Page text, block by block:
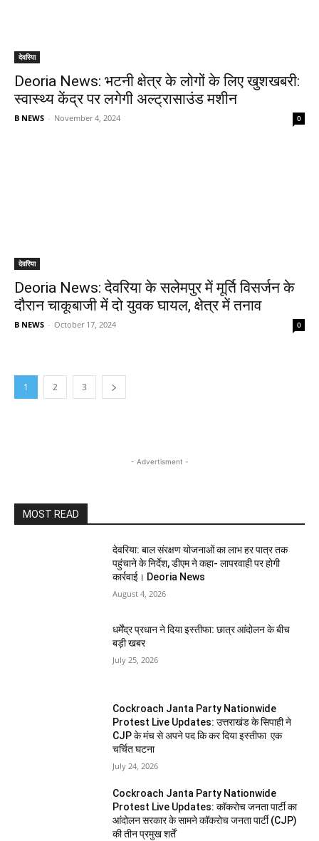
देवरिया
Deoria News: भटनी क्षेत्र के लोगों के लिए खुशखबरी:
स्वास्थ्य केंद्र पर लगेगी अल्ट्रासाउंड मशीन
B NEWS - November 4, 2024 0
देवरिया
Deoria News: देवरिया के सलेमपुर में मूर्ति विसर्जन के
दौरान चाकूबाजी में दो युवक घायल, क्षेत्र में तनाव
B NEWS - October 17, 2024 0
1 2 3
- Advertisment -
MOST READ
देवरिया: बाल संरक्षण योजनाओं का लाभ हर पात्र तक
पहुंचाने के निर्देश, डीएम ने कहा- लापरवाही पर होगी
कार्रवाई। Deoria News
August 4, 2026
धर्मेंद्र प्रधान ने दिया इस्तीफा: छात्र आंदोलन के बीच
बड़ी खबर
July 25, 2026
Cockroach Janta Party Nationwide
Protest Live Updates: उत्तराखंड के सिपाही ने
CJP के मंच से अपने पद कि कर दिया इस्तीफा एक
चर्चित घटना
July 24, 2026
Cockroach Janta Party Nationwide
Protest Live Updates: कॉकरोच जनता पार्टी का
आंदोलन सरकार के सामने कॉकरोच जनता पार्टी (CJP)
की तीन प्रमुख शर्तें